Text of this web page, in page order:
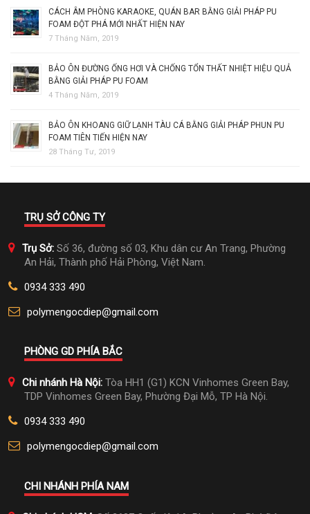
CÁCH ÂM PHÒNG KARAOKE, QUÁN BAR BẰNG GIẢI PHÁP PU
FOAM ĐỘT PHÁ MỚI NHẤT HIỆN NAY
7 Tháng Năm, 2019
BẢO ÔN ĐƯỜNG ỐNG HƠI VÀ CHỐNG TỔN THẤT NHIỆT HIỆU QUẢ
BẰNG GIẢI PHÁP PU FOAM
4 Tháng Năm, 2019
BẢO ÔN KHOANG GIỮ LẠNH TÀU CÁ BẰNG GIẢI PHÁP PHUN PU
FOAM TIÊN TIẾN HIỆN NAY
28 Tháng Tư, 2019
TRỤ SỞ CÔNG TY
Trụ Sở:Số 36, đường số 03, Khu dân cư An Trang, Phường
An Hải, Thành phố Hải Phòng, Việt Nam.
0934 333 490
polymengocdiep@gmail.com
PHÒNG GD PHÍA BẮC
Chi nhánh Hà Nội: Tòa HH1 (G1) KCN Vinhomes Green Bay,
TDP Vinhomes Green Bay, Phường Đại Mỗ, TP Hà Nội.
0934 333 490
polymengocdiep@gmail.com
CHI NHÁNH PHÍA NAM